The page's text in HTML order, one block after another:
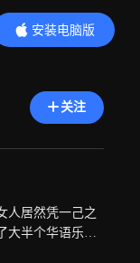
安装电脑版
内容更精彩
关注
人居然凭一己之
大半个华语乐